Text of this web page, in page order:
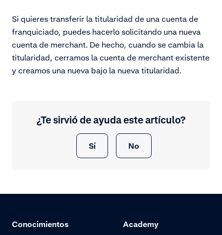
Si quieres transferir la titularidad de una cuenta de
franquiciado, puedes hacerlo solicitando una nueva
cuenta de merchant. De hecho, cuando se cambia la
titularidad, cerramos la cuenta de merchant existente
y creamos una nueva bajo la nueva titularidad.
¿Te sirvió de ayuda este artículo?
Sí No
Conocimientos
Academy